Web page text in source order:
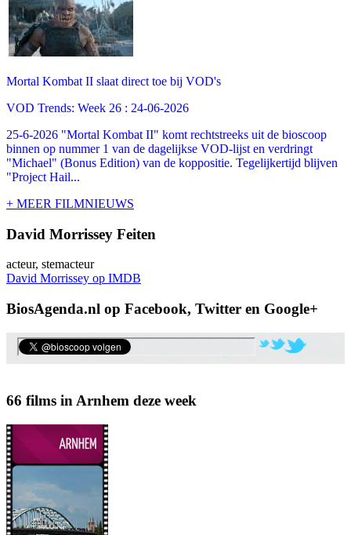
Mortal Kombat II slaat direct toe bij VOD's
VOD Trends: Week 26 : 24-06-2026
25-6-2026 "Mortal Kombat II" komt rechtstreeks uit de bioscoop
binnen op nummer 1 van de dagelijkse VOD-lijst en verdringt
"Michael" (Bonus Edition) van de koppositie. Tegelijkertijd blijven
"Project Hail...
+ MEER FILMNIEUWS
David Morrissey Feiten
acteur, stemacteur
David Morrissey op IMDB
BiosAgenda.nl op Facebook, Twitter en Google+
66 films in Arnhem deze week